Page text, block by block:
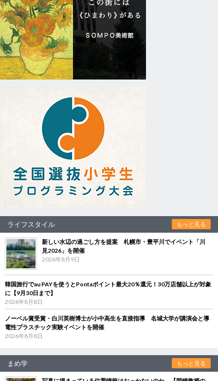
ライフスタイル もっと見る
新しい水辺の過ごし方を提案 札幌市・豊平川でイベント「川
見2026」を開催
2026年8月9日
韓国旅行でau PAYを使うとPontaポイント最大20％還元！30万店舗以上が対象
に【9月30日まで】
2026年8月8日
ノーベル賞受賞・白川英樹博士が小中高生を直接指導 名城大学が講演会と導
電性プラスチック実験イベントを開催
2026年8月8日
まめ学 もっと見る